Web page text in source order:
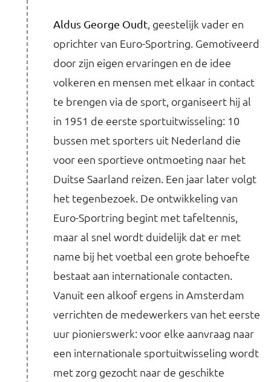
Aldus George Oudt, geestelijk vader en
oprichter van Euro-Sportring. Gemotiveerd
door zijn eigen ervaringen en de idee
volkeren en mensen met elkaar in contact
te brengen via de sport, organiseert hij al
in 1951 de eerste sportuitwisseling: 10
bussen met sporters uit Nederland die
voor een sportieve ontmoeting naar het
Duitse Saarland reizen. Een jaar later volgt
het tegenbezoek. De ontwikkeling van
Euro-Sportring begint met tafeltennis,
maar al snel wordt duidelijk dat er met
name bij het voetbal een grote behoefte
bestaat aan internationale contacten.
Vanuit een alkoof ergens in Amsterdam
verrichten de medewerkers van het eerste
uur pionierswerk: voor elke aanvraag naar
een internationale sportuitwisseling wordt
met zorg gezocht naar de geschikte